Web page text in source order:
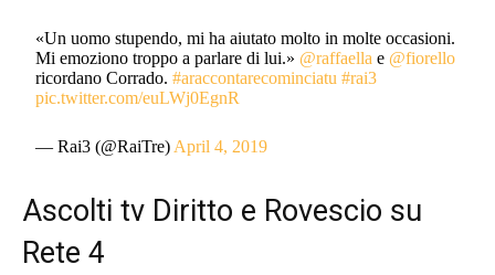
«Un uomo stupendo, mi ha aiutato molto in molte occasioni.
Mi emoziono troppo a parlare di lui.» @raffaella e @fiorello
ricordano Corrado.#araccontarecominciatu #rai3
pic.twitter.com/euLWj0EgnR
— Rai3 (@RaiTre) April 4, 2019
Ascolti tv Diritto e Rovescio su
Rete 4